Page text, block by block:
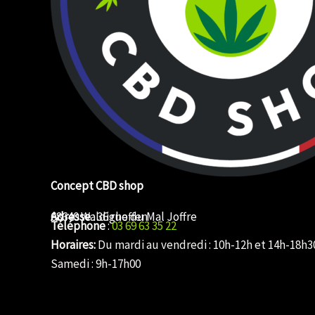
Concept CBD shop
Adresse: 36 rue du Mal Joffre
68640 Waldighoffen
Téléphone:03 69 63 35 22
Horaires:Du mardi au vendredi : 10h-12h et 14h-
Samedi : 9h-17h00